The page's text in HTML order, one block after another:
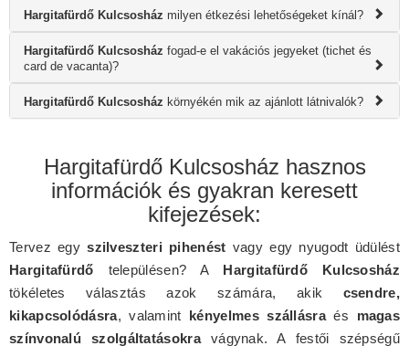
Hargitafürdő Kulcsosház milyen étkezési lehetőségeket kínál?
Hargitafürdő Kulcsosház fogad-e el vakációs jegyeket (tichet és
card de vacanta)?
Hargitafürdő Kulcsosház környékén mik az ajánlott látnivalók?
Hargitafürdő Kulcsosház hasznos
információk és gyakran keresett
kifejezések:
Tervez egyszilveszteri pihenést vagy egy nyugodt üdülést
Hargitafürdő településen? A Hargitafürdő Kulcsosház
tökéletes választás azok számára, akik csendre,
kikapcsolódásra, valamint kényelmes szállásraés magas
színvonalú szolgáltatásokravágynak. A festői szépségű